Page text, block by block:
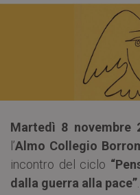
Martedì 8 novembre
l’Almo Collegio
incontro del ciclo
dalla guerra alla pace”